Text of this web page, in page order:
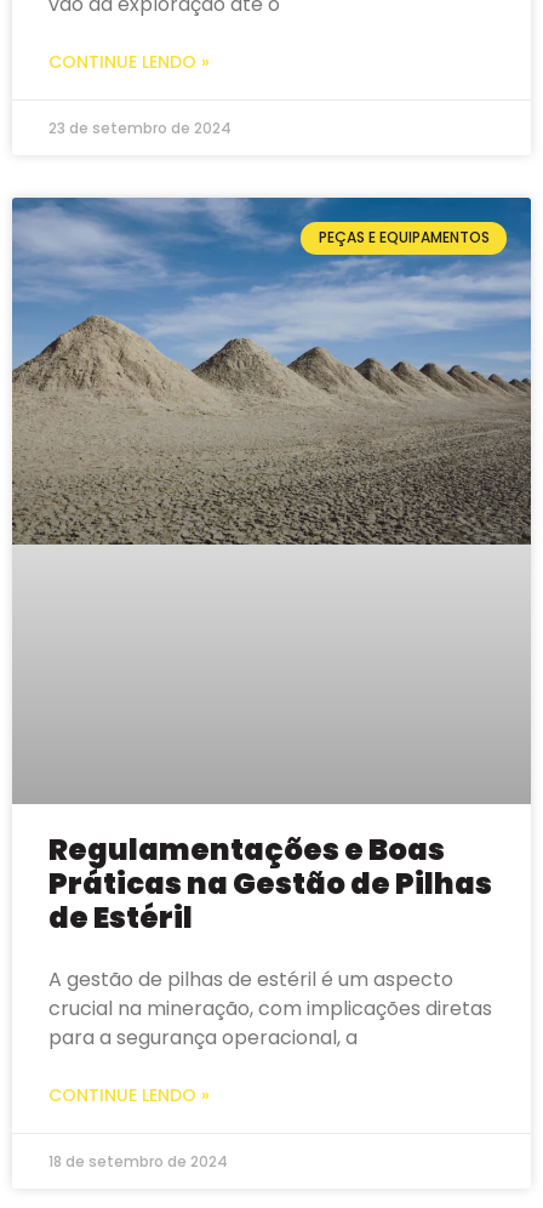
CONTINUE LENDO »
23 de setembro de 2024
PEÇAS E EQUIPAMENTOS
Regulamentações e Boas
Práticas na Gestão de Pilhas
de Estéril
A gestão de pilhas de estéril é um aspecto
crucial na mineração, com implicações diretas
para a segurança operacional, a
CONTINUE LENDO »
18 de setembro de 2024